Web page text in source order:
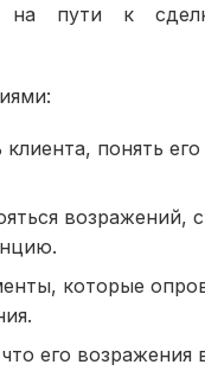
пути к
понять его
возражений,
которые
его